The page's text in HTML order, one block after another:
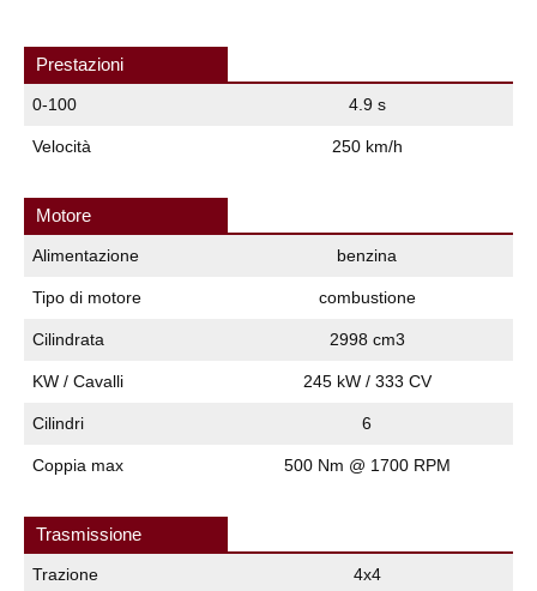
Prestazioni
0-100 4.9 s
Velocità 250 km/h
Motore
Alimentazione benzina
Tipo di motore combustione
Cilindrata 2998 cm3
KW / Cavalli 245 kW / 333 CV
Cilindri 6
Coppia max 500 Nm @ 1700 RPM
Trasmissione
Trazione 4x4